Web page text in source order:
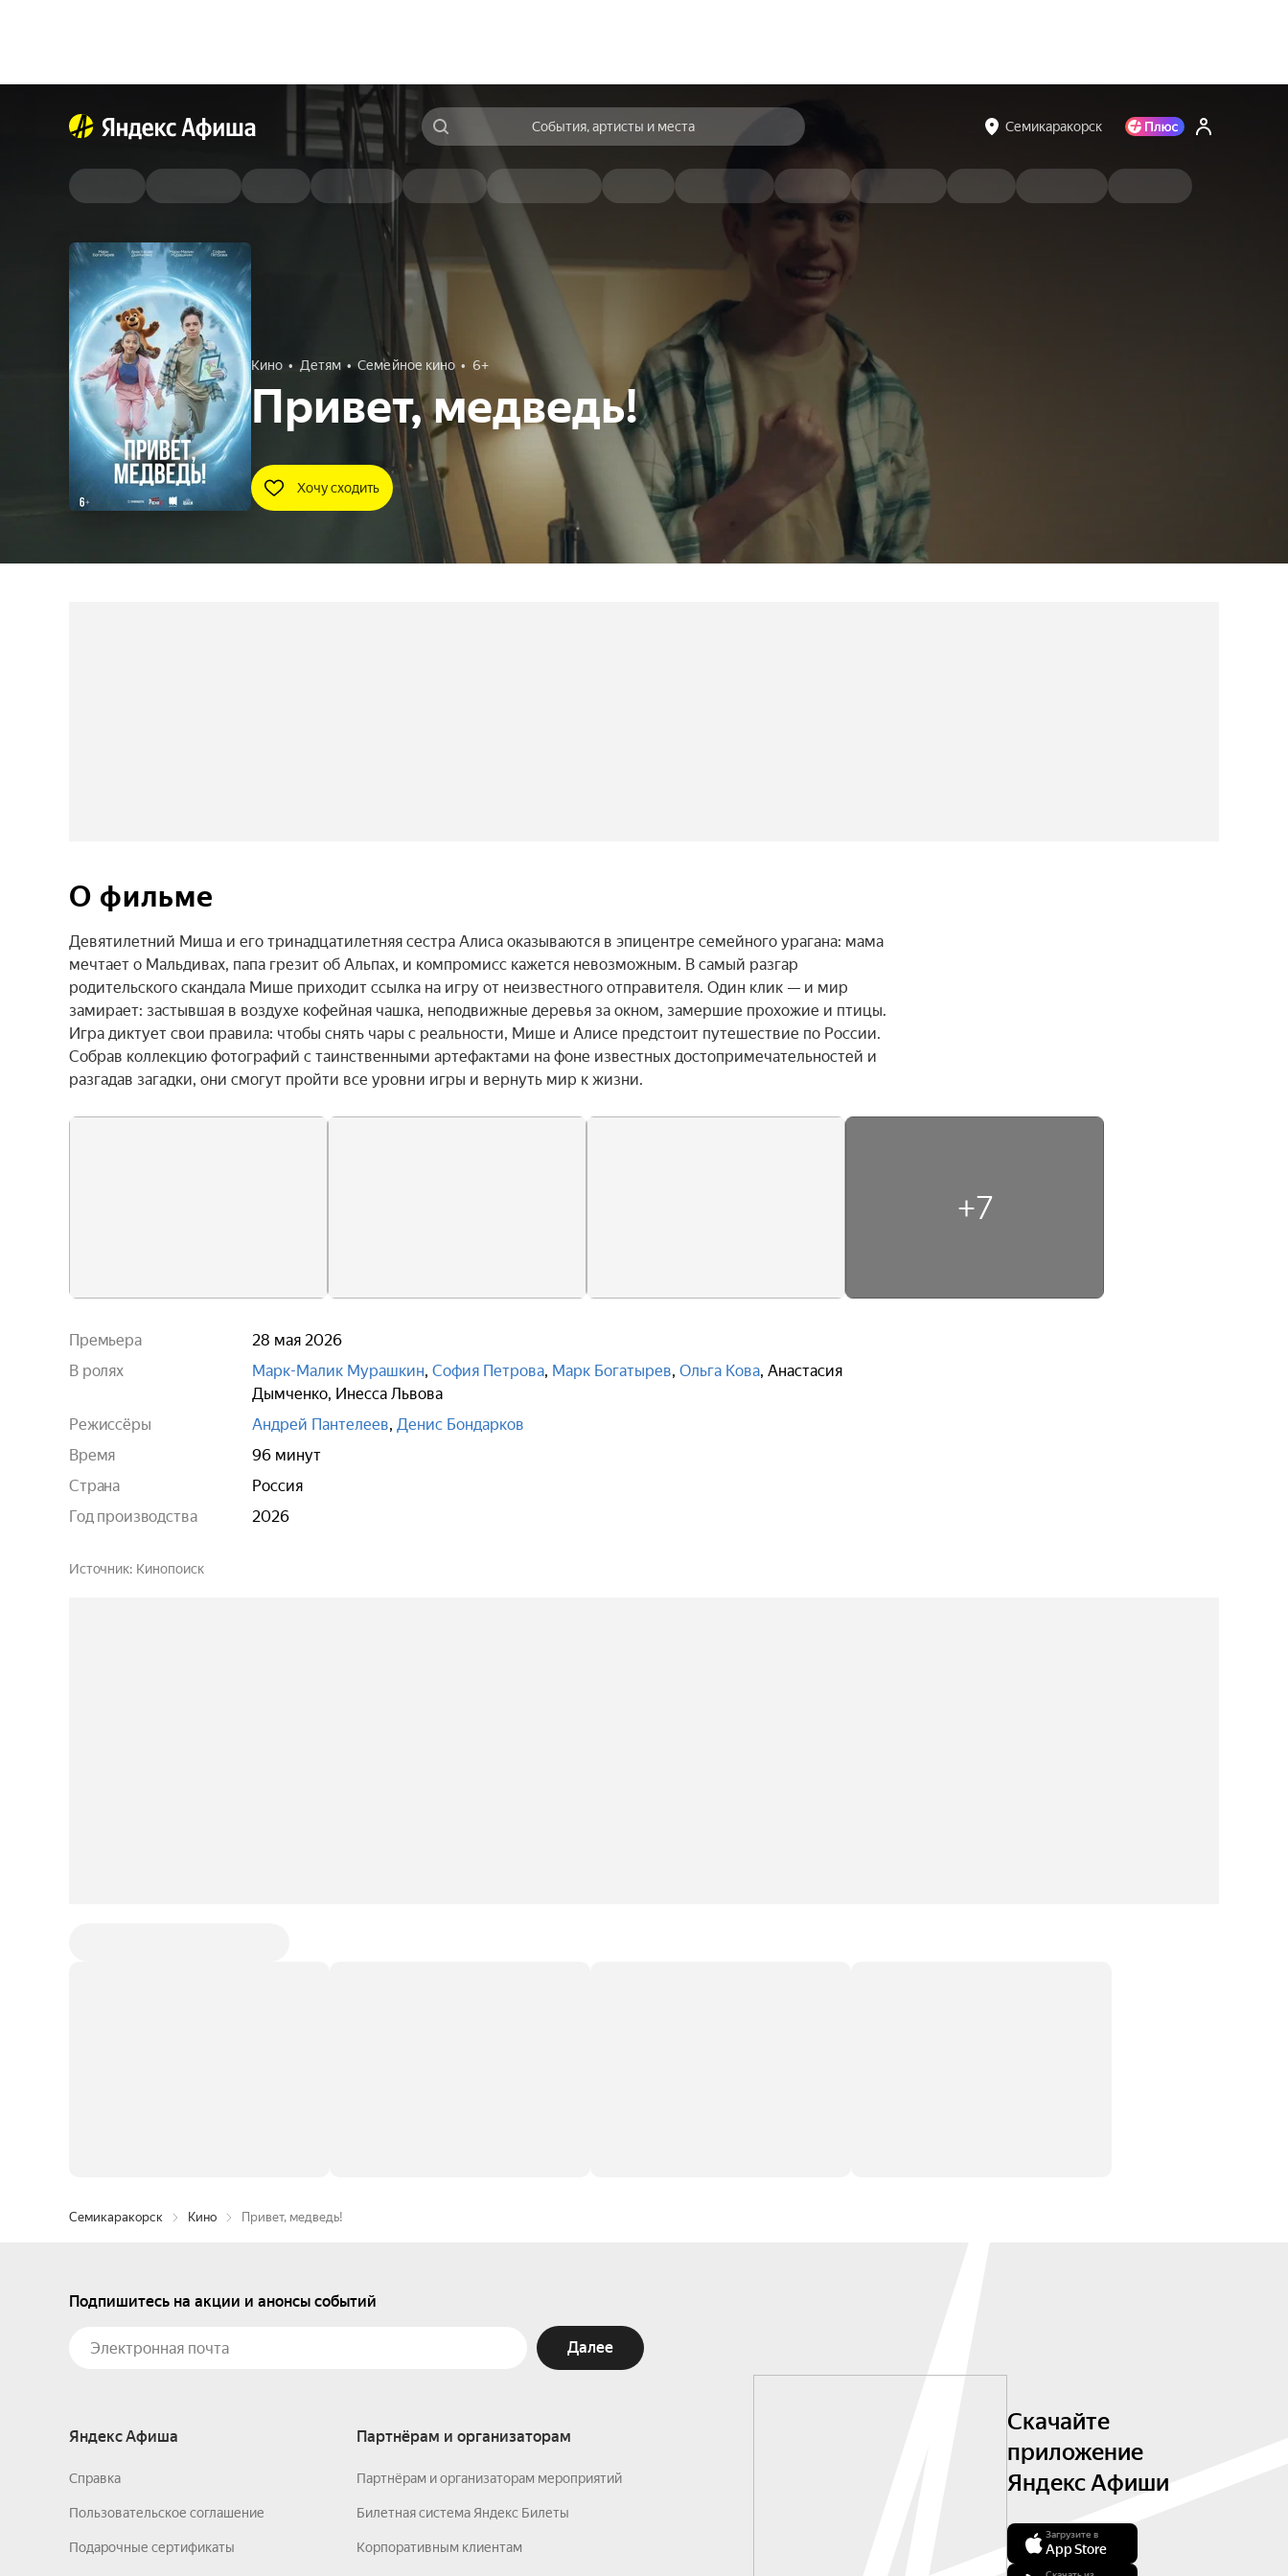
События, артисты и места Семикаракорск
Кино Детям Семейное кино 6+
Привет, медведь!
Хочу сходить
О фильме
Девятилетний Миша и его тринадцатилетняя сестра Алиса оказываются в эпицентре семейного урагана: мама
мечтает о Мальдивах, папа грезит об Альпах, и компромисс кажется невозможным. В самый разгар
родительского скандала Мише приходит ссылка на игру от неизвестного отправителя. Один клик — и мир
замирает: застывшая в воздухе кофейная чашка, неподвижные деревья за окном, замершие прохожие и птицы.
Игра диктует свои правила: чтобы снять чары с реальности, Мише и Алисе предстоит путешествие по России.
Собрав коллекцию фотографий с таинственными артефактами на фоне известных достопримечательностей и
разгадав загадки, они смогут пройти все уровни игры и вернуть мир к жизни.
+7
Премьера
28 мая 2026
В ролях
Марк-Малик Мурашкин, София Петрова, Марк Богатырев, Ольга Кова, Анастасия
Дымченко, Инесса Львова
Режиссёры
Андрей Пантелеев, Денис Бондарков
Время
96 минут
Страна
Россия
Год производства
2026
Источник Кинопоиск
Семикаракорск Кино Привет, медведь!
Подпишитесь на акции и анонсы событий
Далее
Яндекс Афиша
Справка
Пользовательское соглашение
Подарочные сертификаты
Партнёрам и организаторам
Партнёрам и организаторам мероприятий
Билетная система Яндекс Билеты
Корпоративным клиентам
Скачайте
приложение
Яндекс Афиши
Загрузите в
App Store